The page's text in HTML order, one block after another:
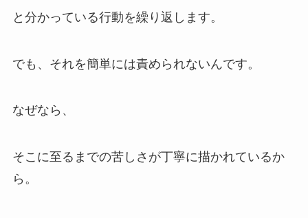
と分かっている行動を繰り返します。
でも、それを簡単には責められないんです。
なぜなら、
そこに至るまでの苦しさが丁寧に描かれているか
ら。